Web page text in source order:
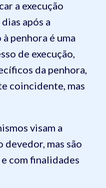
a execução
após a
penhora é uma
de execução,
da penhora,
coincidente, mas
visam a
mas são
com finalidades